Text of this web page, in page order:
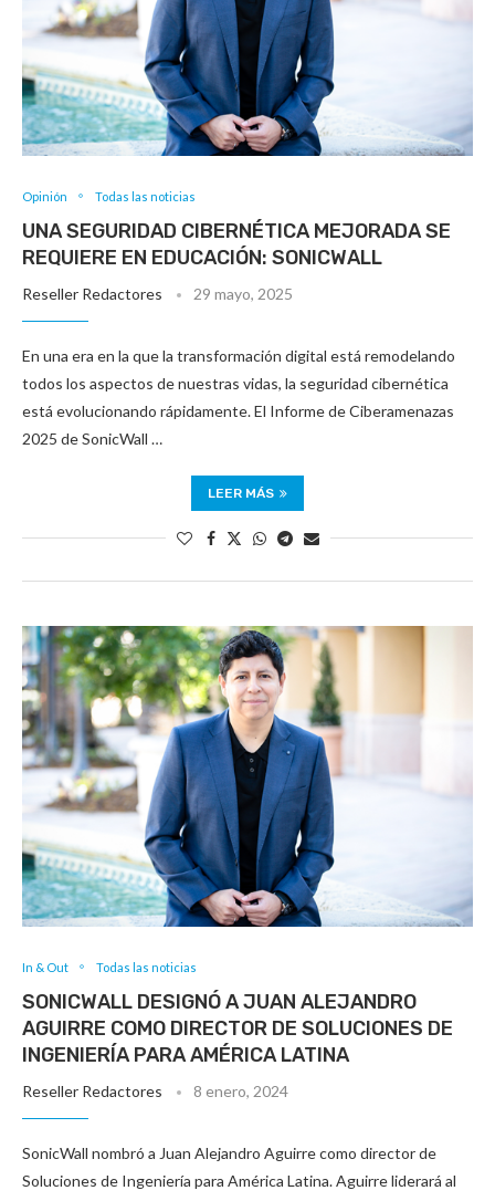
Opinión Todas las noticias
UNA SEGURIDAD CIBERNÉTICA MEJORADA SE
REQUIERE EN EDUCACIÓN: SONICWALL
Reseller Redactores 29 mayo, 2025
En una era en la que la transformación digital está remodelando
todos los aspectos de nuestras vidas, la seguridad cibernética
está evolucionando rápidamente. El Informe de Ciberamenazas
2025 de SonicWall …
LEER MÁS
In & Out Todas las noticias
SONICWALL DESIGNÓ A JUAN ALEJANDRO
AGUIRRE COMO DIRECTOR DE SOLUCIONES DE
INGENIERÍA PARA AMÉRICA LATINA
Reseller Redactores 8 enero, 2024
SonicWall nombró a Juan Alejandro Aguirre como director de
Soluciones de Ingeniería para América Latina. Aguirre liderará al